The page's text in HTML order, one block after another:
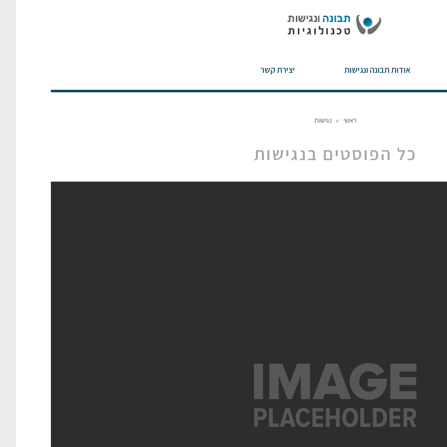
אודות תבונה ונגישות יצירת קשר
ראשי » נגישות
כל הפוסטים בנגישות